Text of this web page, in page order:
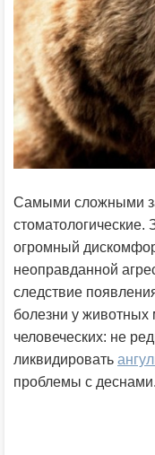
Самыми сложными
стоматологические.
огромный
неоправданной
следствие
болезни у животных
человеческих: не
ликвидировать
проблемы с деснами.